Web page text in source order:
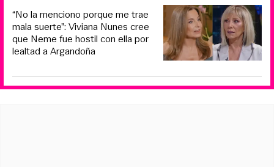
“No la menciono porque me trae
mala suerte”: Viviana Nunes cree
que Neme fue hostil con ella por
lealtad a Argandoña